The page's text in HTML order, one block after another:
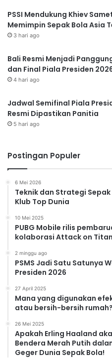
PSSI Mendukung Khiev
Memimpin Sepak Bola Asia
3 hari ago
Bali Resmi Menjadi
dan Final Piala Presiden
4 hari ago
Jadwal Semifinal Piala
Resmi Dipastikan Panitia
5 hari ago
Postingan Populer
6 Mei 2026
Teknik dan Strategi
Klub Top Dunia
10 Mei 2025
PUBG Mobile rilis
kolaborasi Attack on Titan
2 minggu ago
PSMS Jadi Satu Satunya
Presiden 2026
27 April 2025
Mana yang digunakan
atau bersih-bersih rumah?
26 Mei 2025
Apakah Erling Haaland
Bendera Merah Putih
Geger Dunia Sepak Bola!